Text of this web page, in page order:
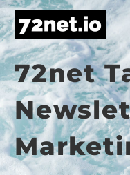
72net